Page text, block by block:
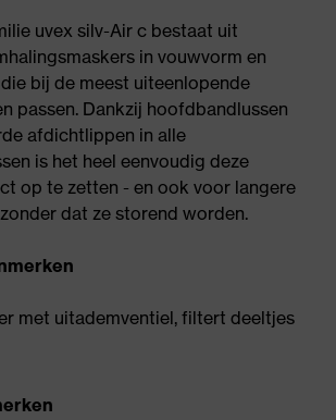
uvex silv-Air c bestaat uit
in vouwvorm en
bij de meest uiteenlopende
passen. Dankzij hoofdbandlussen
afdichtlippen in alle
is het heel eenvoudig deze
op te zetten - en ook voor langere
dat ze storend worden.
met uitademventiel, filtert deeltjes